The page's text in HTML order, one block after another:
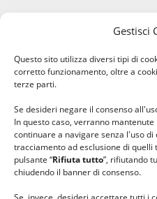
Gestisci
Questo sito utilizza diversi tipi di
corretto funzionamento, oltre a
terze parti.
Se desideri negare il consenso
In questo caso, verranno
continuare a navigare senza l'uso
tracciamento ad esclusione di quelli
pulsante “Rifiuta tutto”, rifiutando
chiudendo il banner di consenso.